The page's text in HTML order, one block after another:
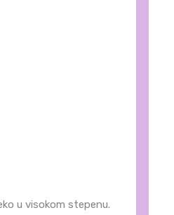
u visokom stepenu.